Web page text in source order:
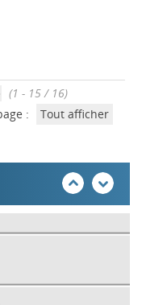
(1 - 15 / 16)
:
Tout afficher